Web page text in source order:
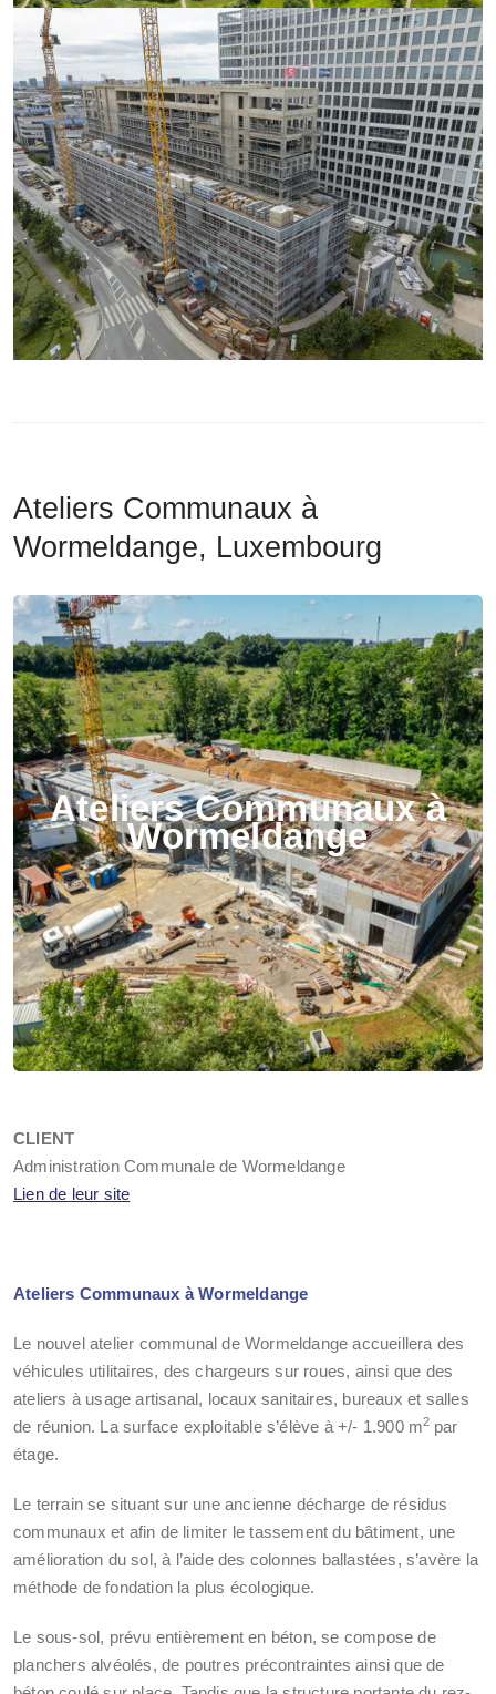
Ateliers Communaux à
Wormeldange, Luxembourg
Ateliers Communaux à
Wormeldange
CLIENT
Administration Communale de Wormeldange
Lien de leur site
Ateliers Communaux à Wormeldange
Le nouvel atelier communal de Wormeldange accueillera des
véhicules utilitaires, des chargeurs sur roues, ainsi que des
ateliers à usage artisanal, locaux sanitaires, bureaux et salles
de réunion. La surface exploitable s’élève à +/- 1.900 m2 par
étage.
Le terrain se situant sur une ancienne décharge de résidus
communaux et afin de limiter le tassement du bâtiment, une
amélioration du sol, à l’aide des colonnes ballastées, s’avère la
méthode de fondation la plus écologique.
Le sous-sol, prévu entièrement en béton, se compose de
planchers alvéolés, de poutres précontraintes ainsi que de